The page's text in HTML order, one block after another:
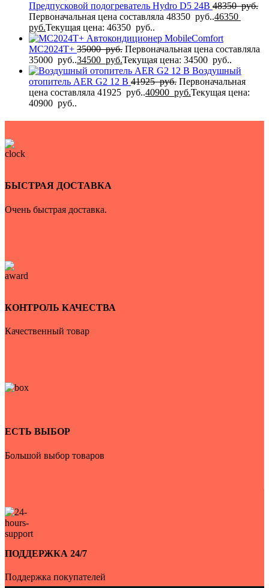
Предпусковой подогреватель Hydro D5 24В 48350руб.
Первоначальная цена составляла 48350 руб..46350
руб.Текущая цена: 46350 руб..
Автокондиционер MobileComfort
MC2024T+ 35000руб. Первоначальная цена составляла
35000 руб..34500 руб.Текущая цена: 34500 руб..
Воздушный
отопитель AER G2 12 В 41925руб. Первоначальная
цена составляла 41925 руб..40900 руб.Текущая цена:
40900 руб..
БЫСТРАЯ ДОСТАВКА
Очень быстрая доставка.
КОНТРОЛЬ КАЧЕСТВА
Качественный товар
ЕСТЬ ВЫБОР
Большой выбор товаров
ПОДДЕРЖКА 24/7
Поддержка покупателей